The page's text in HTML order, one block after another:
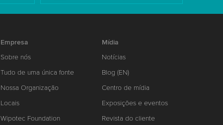
Empresa
Sobre nós
Tudo de uma única fonte
Nossa Organização
Locais
Wipotec Foundation
Mídia
Notícias
Blog (EN)
Centro de mídia
Exposições e eventos
Revista do cliente